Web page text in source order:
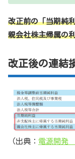
改正前の「当期純
親会社株主帰属の
改正後の連結
（出典： 電源開発